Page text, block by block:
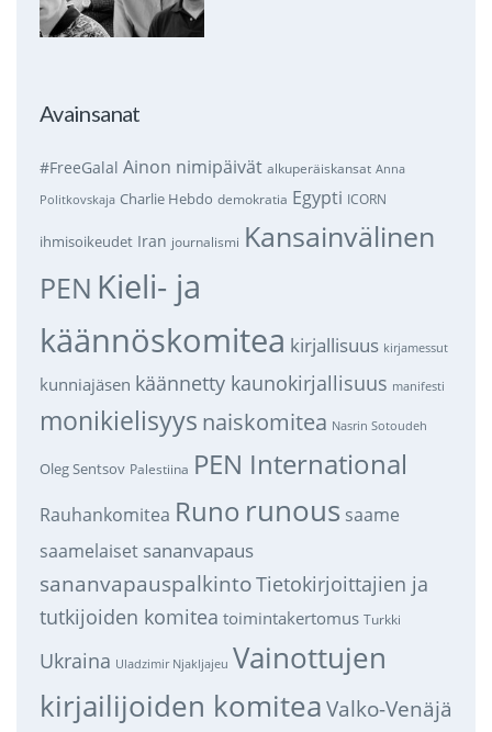
Avainsanat
#FreeGalal Ainon nimipäivät alkuperäiskansat Anna
Politkovskaja Charlie Hebdo demokratia Egypti ICORN
ihmisoikeudet Iran journalismi Kansainvälinen
PEN Kieli- ja
käännöskomitea kirjallisuus kirjamessut
kunniajäsen käännetty kaunokirjallisuus manifesti
monikielisyys naiskomitea Nasrin Sotoudeh
Oleg Sentsov Palestiina PEN International
Rauhankomitea Runo runous saame
saamelaiset sananvapaus
sananvapauspalkintoTietokirjoittajien ja
tutkijoiden komitea toimintakertomus Turkki
Ukraina Uladzimir Njakljajeu Vainottujen
kirjailijoiden komitea Valko-Venäjä